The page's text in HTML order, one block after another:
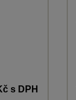
s DPH